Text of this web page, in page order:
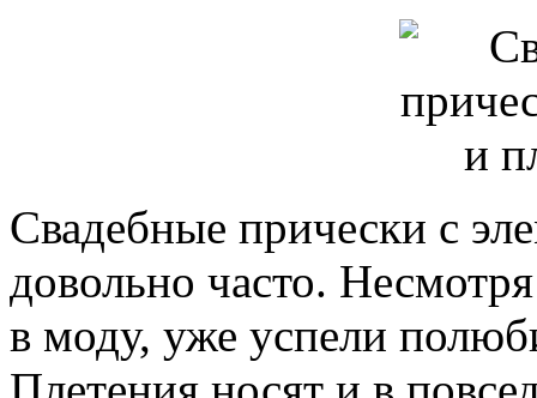
Свадебные прически с
довольно часто.
в моду, уже успели